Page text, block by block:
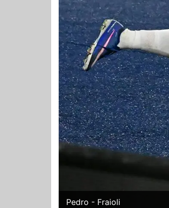
Pedro - Fraioli